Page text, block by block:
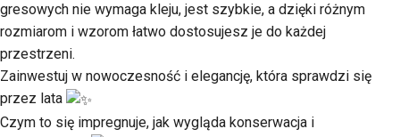
gresowych nie wymaga kleju, jest szybkie, a dzięki różnym
rozmiarom i wzorom łatwo dostosujesz je do każdej
przestrzeni.
Zainwestuj w nowoczesność i elegancję, która sprawdzi się
przez lata
Czym to się impregnuje, jak wygląda konserwacja i